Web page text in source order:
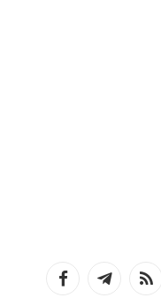
FacebookTelegramRSS